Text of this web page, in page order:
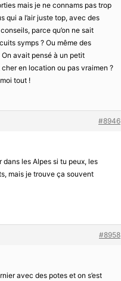
mais je ne connams pas trop
qui a l’air juste top, avec des
parce qu’on ne sait
symps ? Ou même des
avait pensé à un petit
en location ou pas vraimen ?
tout !
#8946
dans les Alpes si tu peux, les
mais je trouve ça souvent
#8958
avec des potes et on s’est